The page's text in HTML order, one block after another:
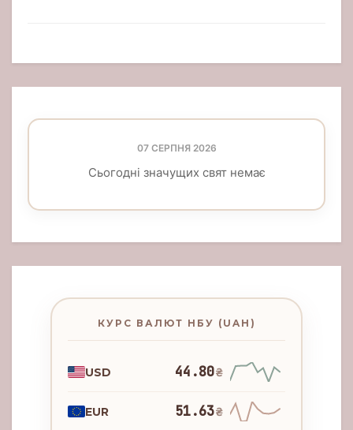
07 СЕРПНЯ 2026
Сьогодні значущих свят немає
КУРС ВАЛЮТ НБУ (UAH)
USD 44.80₴
EUR 51.63₴